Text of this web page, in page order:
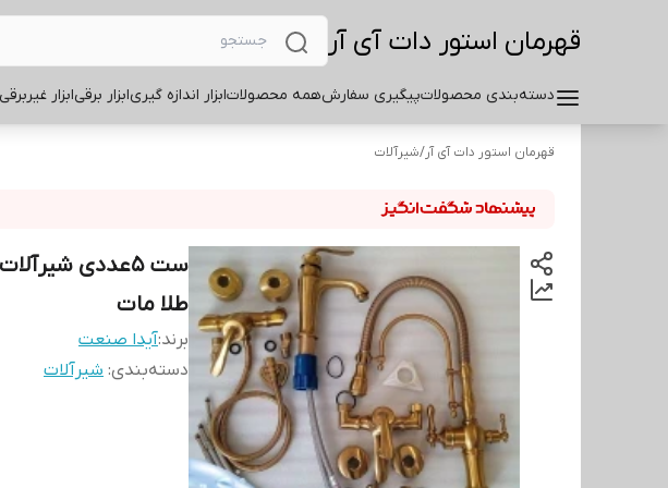
قهرمان استور دات آی آر
دسته‌بندی محصولاتپیگیری سفارشهمه محصولاتابزار اندازه گیریابزار برقیابزار غیربرقی
قهرمان استور دات آی آر/شیرآلات
ست 5عددی
طلا مات
برند:آیدا صنعت
دسته‌بندی: شیرآلات